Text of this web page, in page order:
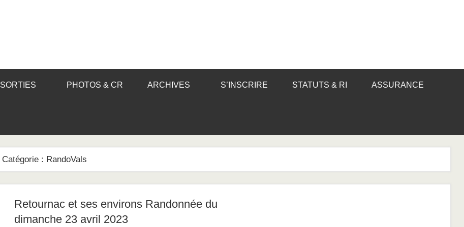
SORTIES PHOTOS & CR ARCHIVES S’INSCRIRE STATUTS & RI ASSURANCE
Catégorie : RandoVals
Retournac et ses environs Randonnée du
dimanche 23 avril 2023